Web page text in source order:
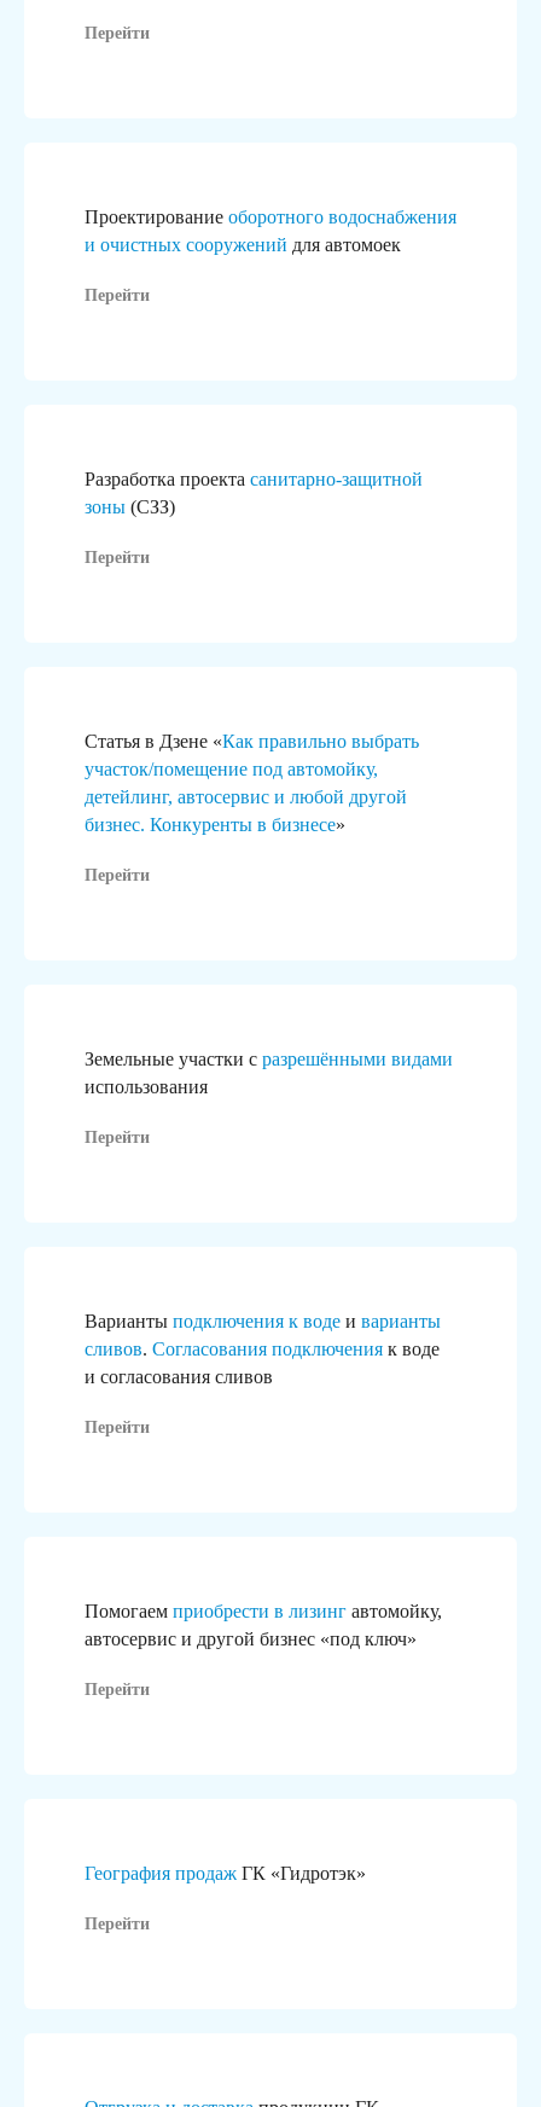
Перейти
Проектирование оборотного водоснабжения
и очистных сооружений для автомоек
Перейти
Разработка проекта санитарно-защитной
зоны (СЗЗ)
Перейти
Статья в Дзене «Как правильно выбрать
участок/помещение под автомойку,
детейлинг, автосервис и любой другой
бизнес. Конкуренты в бизнесе»
Перейти
Земельные участки с разрешёнными видами
использования
Перейти
Варианты подключения к воде и варианты
сливов. Согласования подключения к воде
и согласования сливов
Перейти
Помогаем приобрести в лизинг автомойку,
автосервис и другой бизнес «под ключ»
Перейти
География продаж ГК «Гидротэк»
Перейти
Участки и помещения